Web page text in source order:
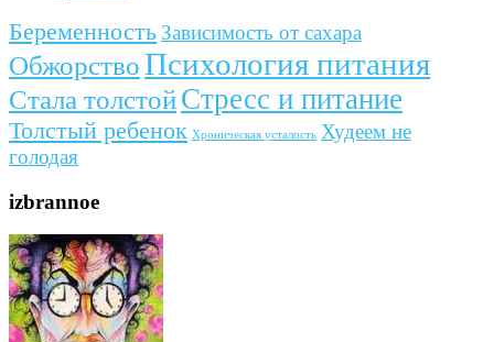
Беременность Зависимость от сахара
ОбжорствоПсихология питания
Стала толстойСтресс и питание
Толстый ребенок Хроническая усталость Худеем не
голодая
izbrannoe